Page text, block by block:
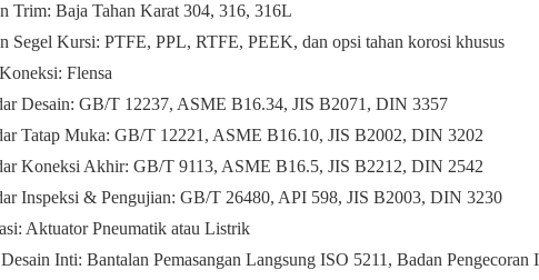
Trim: Baja Tahan Karat 304, 316, 316L
Segel Kursi: PTFE, PPL, RTFE, PEEK, dan opsi tahan korosi khusus
Flensa
Desain: GB/T 12237, ASME B16.34, JIS B2071, DIN 3357
Tatap Muka: GB/T 12221, ASME B16.10, JIS B2002, DIN 3202
Koneksi Akhir: GB/T 9113, ASME B16.5, JIS B2212, DIN 2542
Inspeksi & Pengujian: GB/T 26480, API 598, JIS B2003, DIN 3230
Aktuator Pneumatik atau Listrik
Inti: Bantalan Pemasangan Langsung ISO 5211, Badan